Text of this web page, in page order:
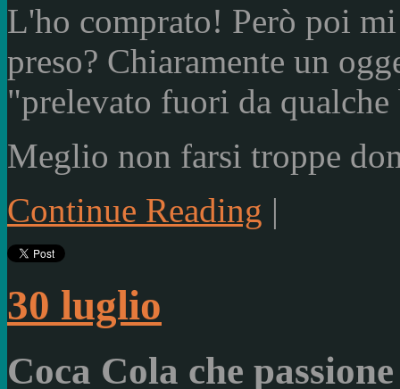
L'ho comprato! Però poi
preso? Chiaramente un
"prelevato fuori da qualche
Meglio non farsi troppe
Continue Reading |
30 luglio
Coca Cola che passione